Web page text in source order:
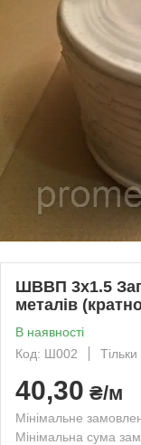
ШВВП 3х1.5
металів
В наявності
Код: Ш002
40,30 ₴/м
Мінімальне
Мінімальна сума